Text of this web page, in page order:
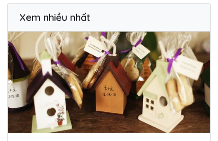
Xem nhiều nhất